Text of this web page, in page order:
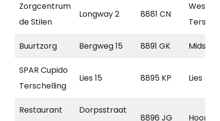
Zorgcentrum
de Stilen
Longway 2 8881 CN
West-
Buurtzorg Bergweg 15 8891 GK
SPAR Cupido
Terschelling
Lies 15 8895 KP Lies
Restaurant
Dorpsstraat
8896 JG Hoorn